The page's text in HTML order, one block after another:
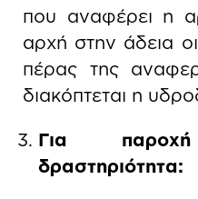
που αναφέρει η
αρχή στην άδεια
πέρας της
διακόπτεται η
Για
δραστηριότητα: